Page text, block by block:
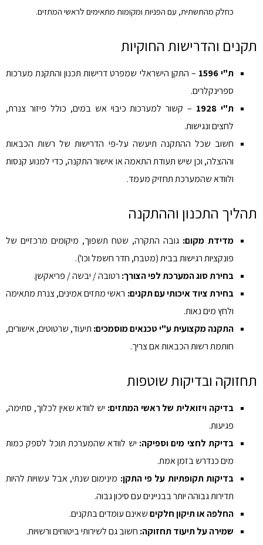
כחלק מהתשתית, עם הפניות ומקומות מתאימים לראשי המתזים.
תקנים והדרישות החוקיות
ת"י 1596
– התקן הישראלי שמפרט דרישות תכנון והתקנת מערכות
ספרינקלרים.
ת"י 1928
– קשור למערכות כיבוי אש במים, כולל פיזור צנרת,
לחצים ונגישות.
חשוב שכל ההתקנה תיעשה על-פי הדרישות של רשות הכבאות
וההצלה, וכן שיש תעודת התאמה או אישור התקנה, כדי למנוע קנסות
ולוודא שהמערכת תחזיק מעמד.
תהליך התכנון וההתקנה
מדידת מקום: גובה התקרה, שטח תשפוך, מיקומים מרכזיים של
פונקציות רגישות בבית (מטבח, חדר חשמל וכו').
בחירת סוג המערכת לפי הצורך: רטובה / יבשה / פריאקשן.
בחירת ציוד איכותי עם תקנים: ראשי מתזים אמינים, צנרת מתאימה
ולחץ מים נאות.
התקנה מקצועית ע"י טכנאים מוסמכים: תיעוד, שרטוטים, אישורים,
חותמת רשות הכבאות אם צריך.
תחזוקה ובדיקות שוטפות
בדיקה ויזואלית של ראשי המתזים: יש לוודא שאין לכלוך, סתימה,
פגיעות.
בדיקת לחצי מים וספיקה: יש לוודא שהמערכת תוכל לספק כמות
מים כנדרש בזמן אמת.
בדיקות תקופתיות על פי התקן: מינימום שנתי, אבל עשויות להיות
תדירות גבוהה יותר בבניינים עם סיכון גבוה.
החלפה או תיקון חלקיםשאינם עומדים בתקנים.
שמירה על תיעוד תחזוקה: חשוב גם לשירותי ביטוחים ורשויות.